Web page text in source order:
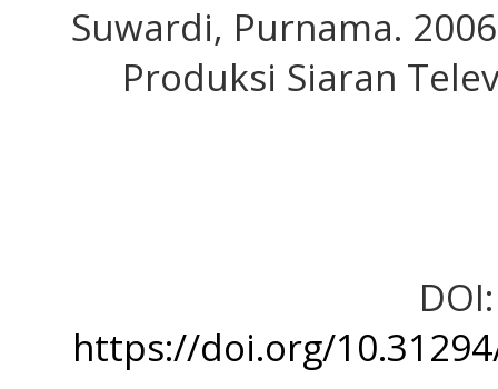
Suwardi, Purnama.
Produksi Siaran
DOI:
https://doi.org/